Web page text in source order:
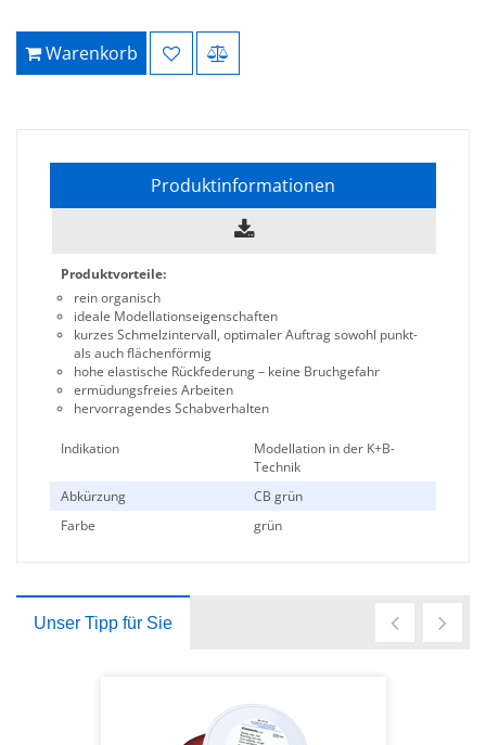
Warenkorb
Produktinformationen
Produktvorteile:
rein organisch
ideale Modellationseigenschaften
kurzes Schmelzintervall, optimaler Auftrag sowohl punkt-
als auch flächenförmig
hohe elastische Rückfederung – keine Bruchgefahr
ermüdungsfreies Arbeiten
hervorragendes Schabverhalten
Indikation
Modellation in der K+B-
Technik
Abkürzung
CB grün
Farbe
grün
Unser Tipp für Sie